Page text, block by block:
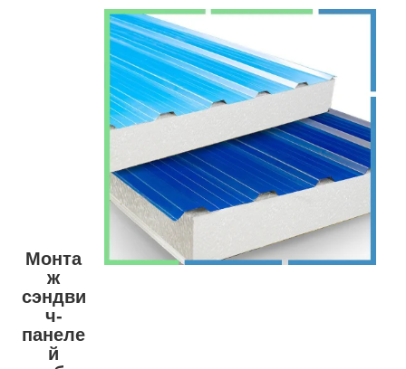
Монта
ж
сэндви
ч-
панеле
й